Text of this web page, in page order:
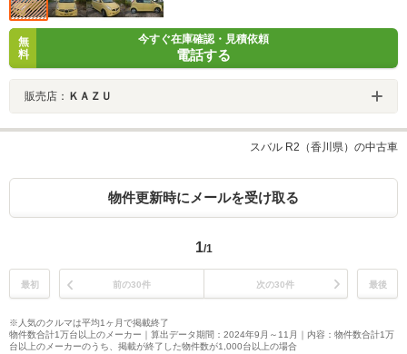
無
料
今すぐ在庫確認・見積依頼
電話する
販売店： ＫＡＺＵ
スバル R2（香川県）の中古車
物件更新時にメールを受け取る
1/1
最初 前の30件 次の30件 最後
※人気のクルマは平均1ヶ月で掲載終了
物件数合計1万台以上のメーカー｜算出データ期間：2024年9月～11月｜内容：物件数合計1万
台以上のメーカーのうち、掲載が終了した物件数が1,000台以上の場合